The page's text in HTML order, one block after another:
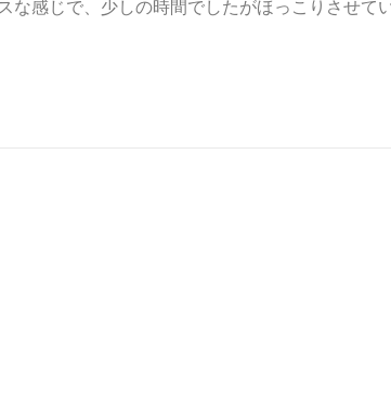
な感じで、少しの時間でしたがほっこりさせて